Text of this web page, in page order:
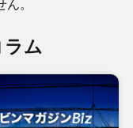
。
ム